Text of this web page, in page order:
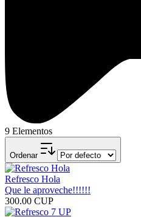
9 Elementos
Ordenar
Refresco Hola
Que le aproveche!!!!!!
300.00 CUP